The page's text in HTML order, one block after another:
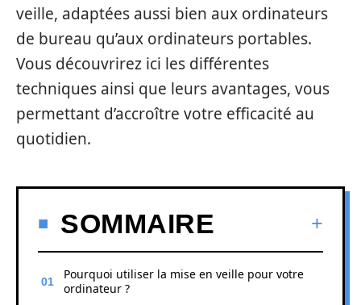
veille, adaptées aussi bien aux ordinateurs
de bureau qu’aux ordinateurs portables.
Vous découvrirez ici les différentes
techniques ainsi que leurs avantages, vous
permettant d’accroître votre efficacité au
quotidien.
SOMMAIRE
Pourquoi utiliser la mise en veille pour votre
ordinateur ?